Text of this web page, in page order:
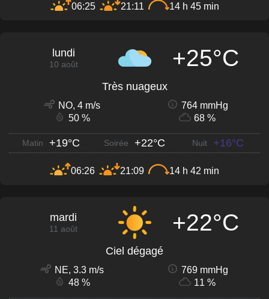
06:25 21:11 14 h 45 min
lundi
10 août +25°C
Très nuageux
NO, 4 m/s
764 mmHg
50 %
68 %
Matin +19°C Soirée +22°C Nuit +16°C
06:26 21:09 14 h 42 min
mardi
11 août +22°C
Ciel dégagé
NE, 3.3 m/s
769 mmHg
48 %
11 %